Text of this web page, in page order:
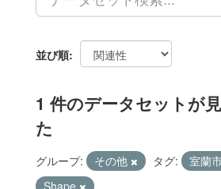
並び順
1 件のデータセットが
た
グループ: その他 タグ: 室蘭
Shape